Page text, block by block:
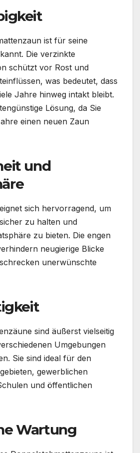
ist für seine
Die verzinkte
schützt vor Rost und
was bedeutet, dass
Jahre hinweg intakt bleibt.
Lösung, da Sie
einen neuen Zaun
und
sich hervorragend, um
zu halten und
zu bieten. Die engen
neugierige Blicke
unerwünschte
sind äußerst vielseitig
Umgebungen
Sie sind ideal für den
gewerblichen
und öffentlichen
Wartung